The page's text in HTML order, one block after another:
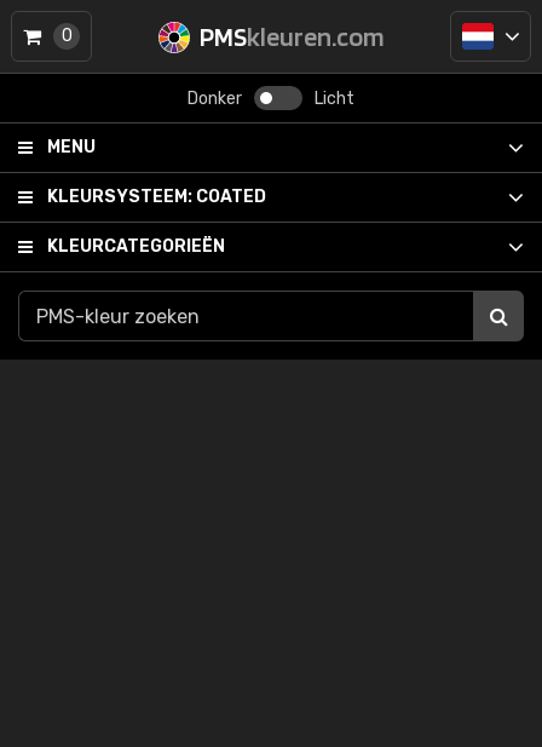
PMSkleuren.com
Donker Licht
MENU
KLEURSYSTEEM: COATED
KLEURCATEGORIEËN
0